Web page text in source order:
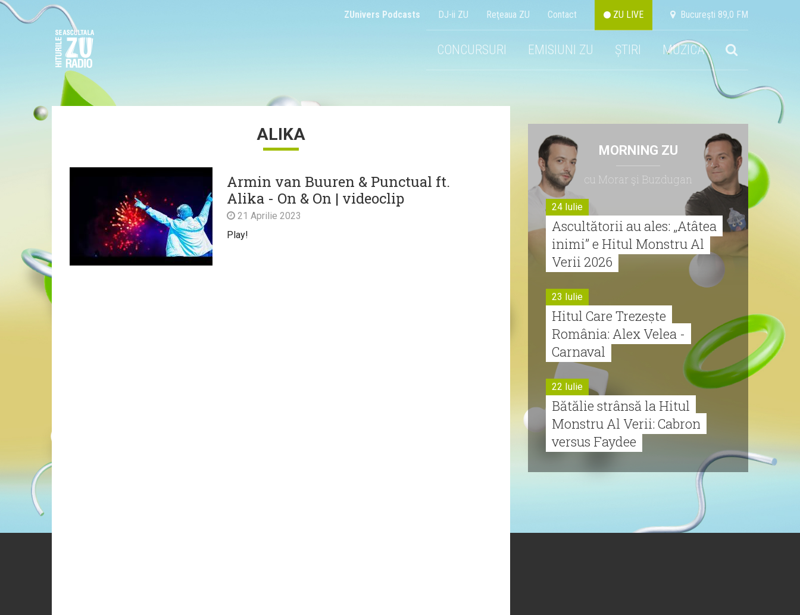
ZUnivers Podcasts DJ-ii ZU Reţeaua ZU Contact ZU LIVE Bucureşti 89,0 FM
CONCURSURI EMISIUNI ZU ȘTIRI MUZICA
ALIKA
Armin van Buuren & Punctual ft.
Alika - On & On | videoclip
21 Aprilie 2023
Play!
MORNING ZU
cu Morar şi Buzdugan
24 Iulie
Ascultătorii au ales: „Atâtea
inimi” e Hitul Monstru Al
Verii 2026
23 Iulie
Hitul Care Trezește
România: Alex Velea -
Carnaval
22 Iulie
Bătălie strânsă la Hitul
Monstru Al Verii: Cabron
versus Faydee
Monstru al Verii